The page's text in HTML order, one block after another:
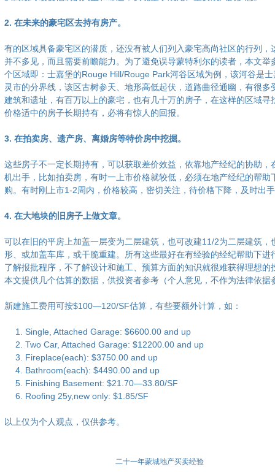
2. 在未来的豪宅区去持有房产。
有的区域具备豪宅区的潜质，还没有被人们列入豪宅高尚社区的行列，
并不多见，而且需要前瞻能力。为了避免误导蒙特利尔的读者，本文举
个区域即：士嘉堡的Rouge Hill/Rouge Park河谷区域为例，该河谷是
灵市的分界线，该区古树参天、地形高低起伏，道路曲径通幽，有很多
建筑和遗址，有百万以上的豪宅，也有几十万的房子，在这样的区域寻
价格适中的房子长期持有，必将有惊人的回报。
3. 在拍卖房、遗产房、离婚房等特价房中挖掘。
这些房子不一定长期持有，可以获取差价效益，依靠地产经纪的协助，
机出手，比如拍卖房，有时一上市价格就较低，必须在地产经纪的帮助
购。有时刚上市1-2周内，价格较高，密切关注，待价格下降，及时出
4. 在大地块的旧房子上做文章。
可以在旧的平房上加盖一层变为二层建筑，也可改建11/2为二层建筑，
形、或加盖车库，或干脆重建。所有这些最好在有经验的经纪帮助下进
了解报批程序，不了解设计和施工、预算方面的知识就很难获得理想的
本文提供几个估算的数据，供投资者参考（个人意见，不作为法律依据
新建施工费用可按$100—120/SF估算，有些要额外计算，如：
Single, Attached Garage: $6600.00 and up
Two Car, Attached Garage: $12200.00 and up
Fireplace(each): $3750.00 and up
Bathroom(each): $4490.00 and up
Finishing Basement: $21.70—33.80/SF
Roofing 25y,new only: $1.85/SF
以上仅为个人观点，仅供参考。
二十一年蒙城地产买卖经验